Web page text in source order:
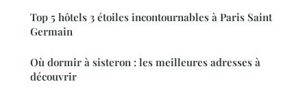
Top 5 hôtels 3 étoiles incontournables à Paris Saint
Germain
Où dormir à sisteron : les meilleures adresses à
découvrir